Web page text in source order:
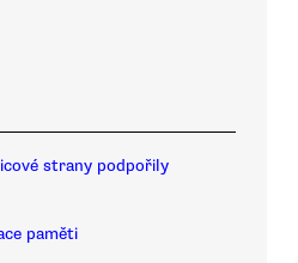
strany podpořily
paměti